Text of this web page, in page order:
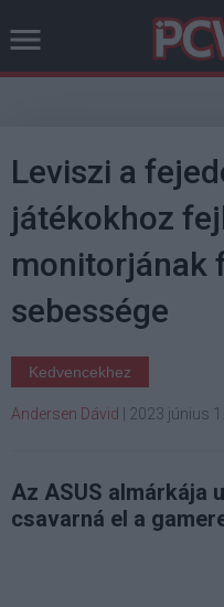
Leviszi a
játékokhoz
monitorjának
sebessége
Kedvencekhez
Andersen Dávid 2023 június
Az ASUS
csavarná el a